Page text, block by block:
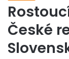
České